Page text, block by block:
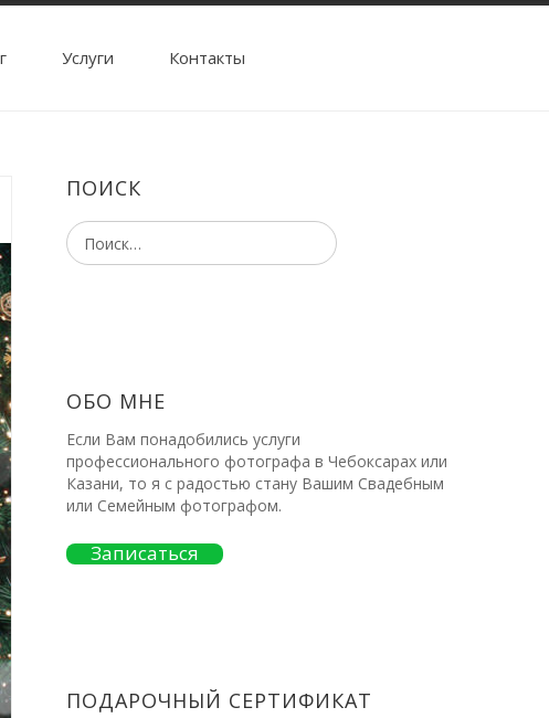
Услуги Контакты
ПОИСК
ОБО МНЕ
Если Вам понадобились услуги
профессионального фотографа в Чебоксарах или
Казани, то я с радостью стану Вашим Свадебным
или Семейным фотографом.
Записаться
ПОДАРОЧНЫЙ СЕРТИФИКАТ